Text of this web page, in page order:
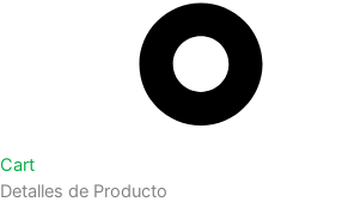
Cart
Detalles de Producto